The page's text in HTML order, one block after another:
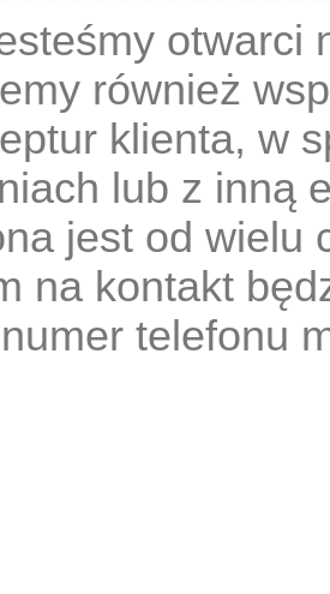
otwarci
również
klienta, w
lub z inną
jest od wielu
na kontakt
telefonu